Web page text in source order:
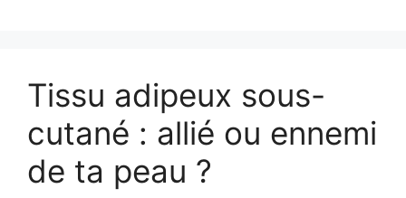
Tissu adipeux sous-
cutané : allié ou ennemi
de ta peau ?